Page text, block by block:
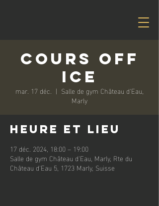
Cours off
ice
mar. 17 déc.
  |
Salle de gym Château d'Eau,
Marly
Heure et lieu
17 déc. 2024, 18:00 – 19:00
Salle de gym Château d'Eau, Marly, Rte du
Château d'Eau 5, 1723 Marly, Suisse